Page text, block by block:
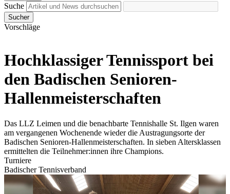
Suche
Sucher
Vorschläge
Hochklassiger Tennissport bei
den Badischen Senioren-
Hallenmeisterschaften
Das LLZ Leimen und die benachbarte Tennishalle St. Ilgen waren
am vergangenen Wochenende wieder die Austragungsorte der
Badischen Senioren-Hallenmeisterschaften. In sieben Altersklassen
ermittelten die Teilnehmer:innen ihre Champions.
Turniere
Badischer Tennisverband